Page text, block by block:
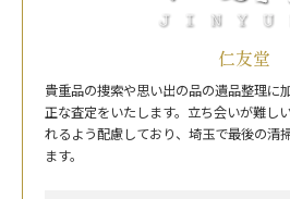
仁友堂
貴重品の捜索や思い出の品の遺品整理に
正な査定をいたします。立ち会いが難し
れるよう配慮しており、埼玉で最後の清
ます。